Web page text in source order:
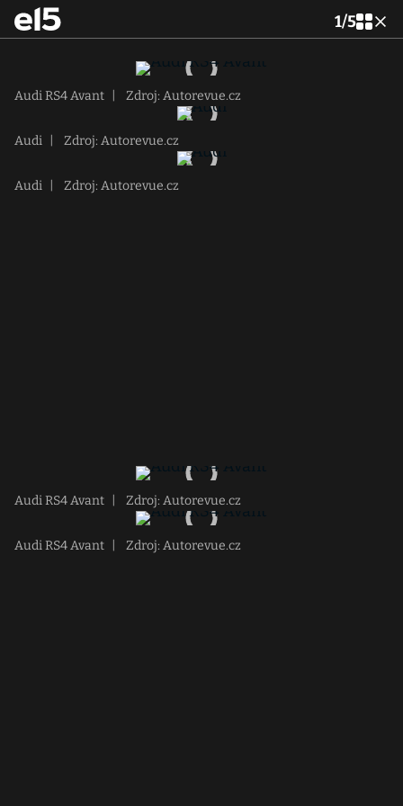
1/5
Audi RS4 Avant Zdroj: Autorevue.cz
Audi Zdroj: Autorevue.cz
Audi Zdroj: Autorevue.cz
Audi RS4 Avant Zdroj: Autorevue.cz
Audi RS4 Avant Zdroj: Autorevue.cz